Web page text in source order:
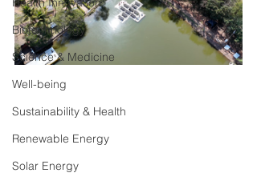
Biotechnology
Science & Medicine
Well-being
Sustainability & Health
Renewable Energy
Solar Energy